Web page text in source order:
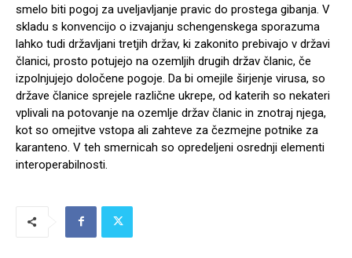
smelo biti pogoj za uveljavljanje pravic do prostega gibanja. V
skladu s konvencijo o izvajanju schengenskega sporazuma
lahko tudi državljani tretjih držav, ki zakonito prebivajo v državi
članici, prosto potujejo na ozemljih drugih držav članic, če
izpolnjujejo določene pogoje. Da bi omejile širjenje virusa, so
države članice sprejele različne ukrepe, od katerih so nekateri
vplivali na potovanje na ozemlje držav članic in znotraj njega,
kot so omejitve vstopa ali zahteve za čezmejne potnike za
karanteno. V teh smernicah so opredeljeni osrednji elementi
interoperabilnosti.